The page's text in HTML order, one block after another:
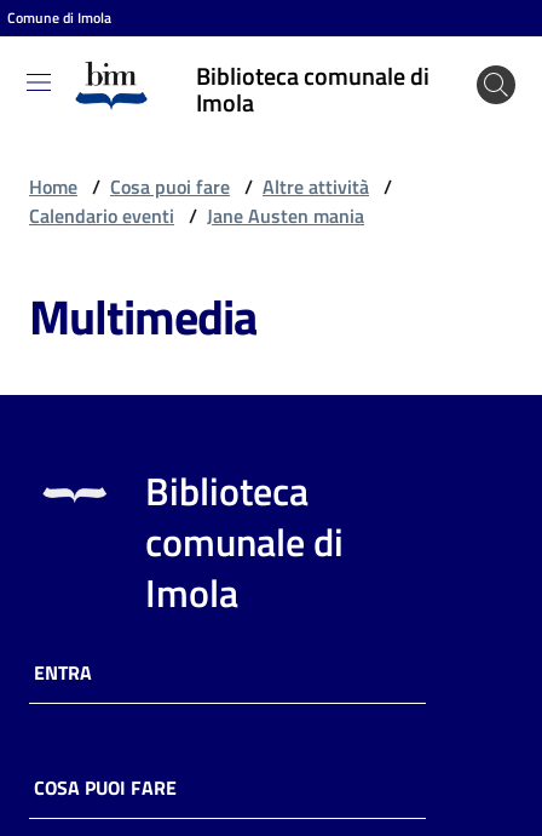
Vai al contenuto
Vai alla navigazione
Vai al footer
Comune di Imola
Biblioteca comunale di
Imola
Biblioteca
comunale
puoi
Risorse
online
Home / Cosa puoi fare / Altre attività /
Calendario eventi / Jane Austen mania
Multimedia
Biblioteca
comunale di
Imola
ENTRA
COSA PUOI FARE